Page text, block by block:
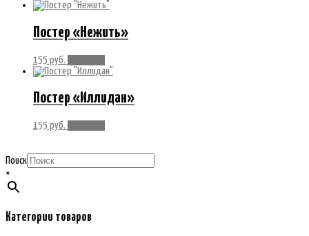
Постер «Нежить»
155 руб.
Постер «Иллидан»
155 руб.
Поиск
×
Категории товаров